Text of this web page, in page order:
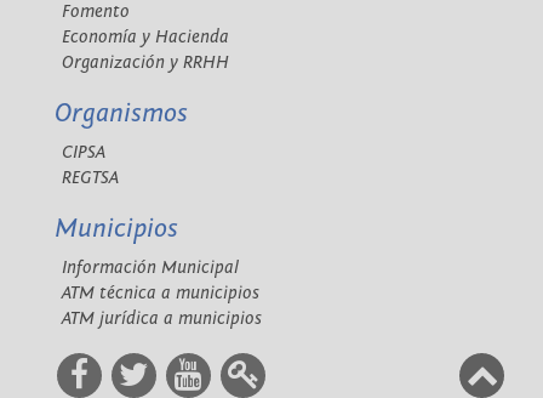
Fomento
Economía y Hacienda
Organización y RRHH
Organismos
CIPSA
REGTSA
Municipios
Información Municipal
ATM técnica a municipios
ATM jurídica a municipios